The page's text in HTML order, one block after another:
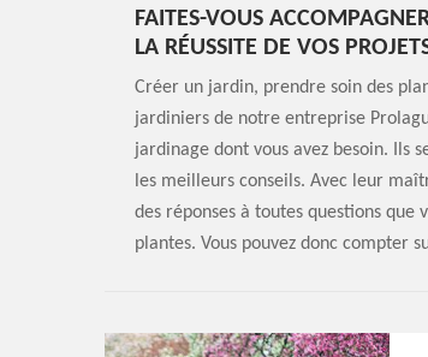
FAITES-VOUS
LA RÉUSSITE DE VOS
Créer un jardin, prendre soin des
jardiniers de notre entreprise
jardinage dont vous avez besoin. Ils
les meilleurs conseils. Avec leur
des réponses à toutes questions
plantes. Vous pouvez donc compter